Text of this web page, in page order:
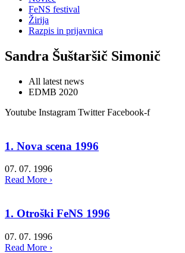
FeNS festival
Žirija
Razpis in prijavnica
Sandra Šuštaršič Simonič
All latest news
EDMB 2020
Youtube Instagram Twitter Facebook-f
1. Nova scena 1996
07. 07. 1996
Read More ›
1. Otroški FeNS 1996
07. 07. 1996
Read More ›